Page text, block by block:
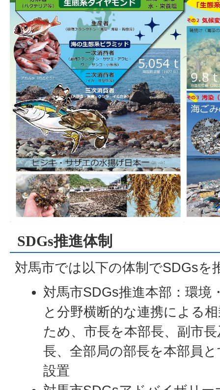
SDGs推進体制
対馬市では以下の体制でSDGsを
対馬市SDGs推進本部：環境
と分野横断的な連携による
ため、市長を本部長、副市
長、全部局の部長を本部員
設置